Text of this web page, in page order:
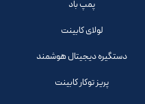
پمپ باد
لولای کابینت
دستگیره دیجیتال هوشمند
پریز توکار کابینت